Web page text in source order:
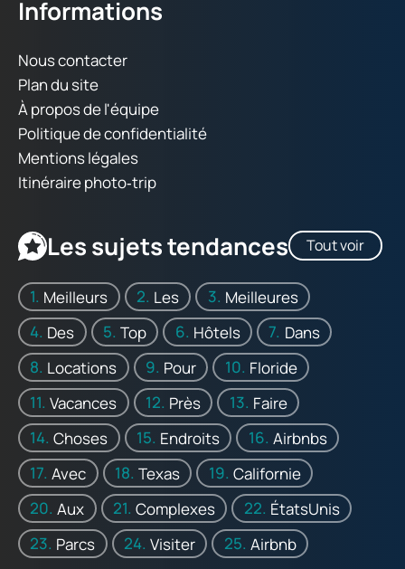
Informations
Nous contacter
Plan du site
À propos de l'équipe
Politique de confidentialité
Mentions légales
Itinéraire photo‑trip
Les sujets tendances Tout voir
Meilleurs Les
Meilleures
Des
Top Hôtels
Dans
Locations
Pour
Floride
Vacances
Près
Faire
Choses
Endroits
Airbnbs
Avec
Texas
Californie
Aux
Complexes
ÉtatsUnis
Parcs
Visiter Airbnb